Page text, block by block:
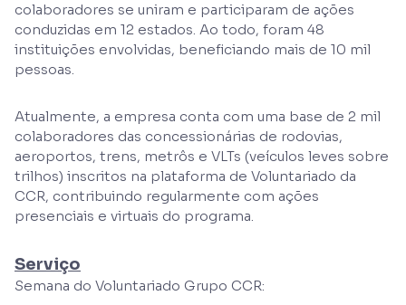
colaboradores se uniram e participaram de ações
conduzidas em 12 estados. Ao todo, foram 48
instituições envolvidas, beneficiando mais de 10 mil
pessoas.
Atualmente, a empresa conta com uma base de 2 mil
colaboradores das concessionárias de rodovias,
aeroportos, trens, metrôs e VLTs (veículos leves sobre
trilhos) inscritos na plataforma de Voluntariado da
CCR, contribuindo regularmente com ações
presenciais e virtuais do programa.
Serviço
Semana do Voluntariado Grupo CCR: